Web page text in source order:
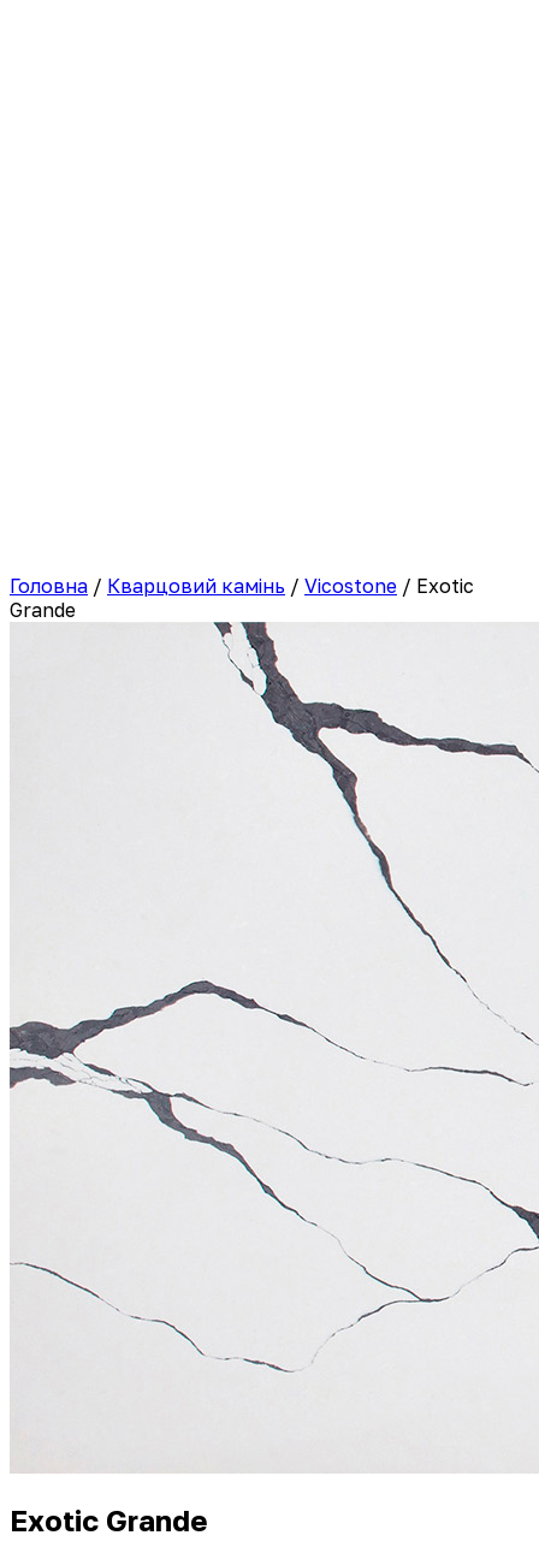
Головна / Кварцовий камінь / Vicostone / Exotic
Grande
Exotic Grande